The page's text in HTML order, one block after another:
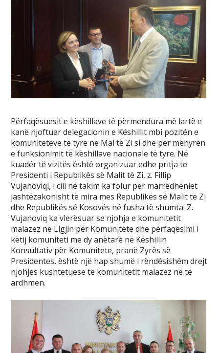
Përfaqësuesit e këshillave të përmendura më lartë e
kanë njoftuar delegacionin e Këshillit mbi pozitën e
komuniteteve të tyre në Mal të Zi si dhe për mënyrën
e funksionimit të këshillave nacionale të tyre. Në
kuadër të vizitës është organizuar edhe pritja te
Presidenti i Republikës së Malit të Zi, z. Fillip
Vujanoviqi, i cili në takim ka folur për marrëdhëniet
jashtëzakonisht të mira mes Republikës së Malit të Zi
dhe Republikës së Kosovës në fusha të shumta. Z.
Vujanoviq ka vlerësuar se njohja e komunitetit
malazez në Ligjin për Komunitete dhe përfaqësimi i
këtij komuniteti me dy anëtarë në Këshillin
Konsultativ për Komunitete, pranë Zyrës së
Presidentes, është një hap shumë i rëndësishëm drejt
njohjes kushtetuese të komunitetit malazez në të
ardhmen.